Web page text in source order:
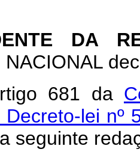
DA
NACIONAL
681 da
lei nº
seguinte